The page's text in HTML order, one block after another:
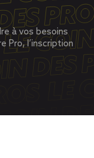
à vos besoins
Pro, l’inscription